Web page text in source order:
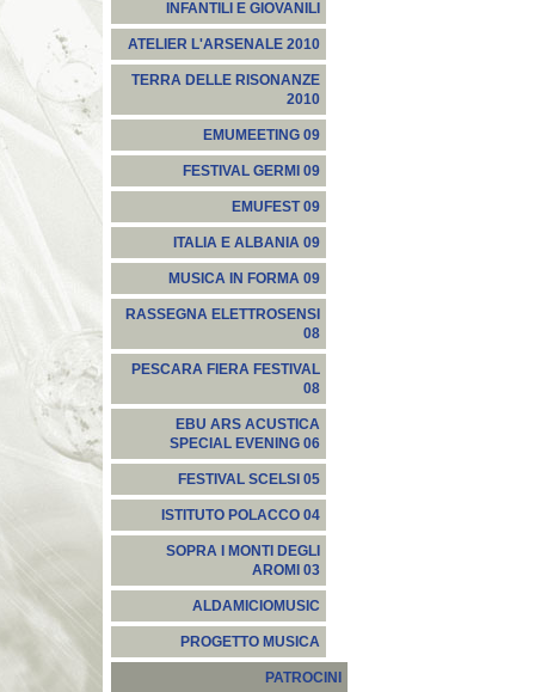
INFANTILI E GIOVANILI
ATELIER L'ARSENALE 2010
TERRA DELLE RISONANZE
2010
EMUMEETING 09
FESTIVAL GERMI 09
EMUFEST 09
ITALIA E ALBANIA 09
MUSICA IN FORMA 09
RASSEGNA ELETTROSENSI
08
PESCARA FIERA FESTIVAL
08
EBU ARS ACUSTICA
SPECIAL EVENING 06
FESTIVAL SCELSI 05
ISTITUTO POLACCO 04
SOPRA I MONTI DEGLI
AROMI 03
ALDAMICIOMUSIC
PROGETTO MUSICA
PATROCINI